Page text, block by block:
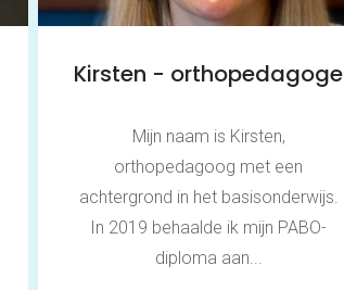
Kirsten - orthopedagoge
Mijn naam is Kirsten,
orthopedagoog met een
achtergrond in het basisonderwijs.
In 2019 behaalde ik mijn PABO-
diploma aan...